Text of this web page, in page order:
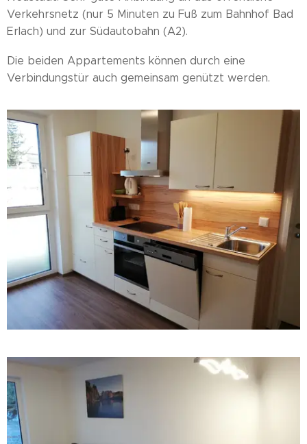
Verkehrsnetz (nur 5 Minuten zu Fuß zum Bahnhof Bad
Erlach) und zur Südautobahn (A2).
Die beiden Appartements können durch eine
Verbindungstür auch gemeinsam genützt werden.